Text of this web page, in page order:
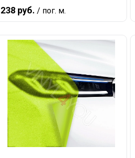
238 руб. / пог. м.
В корзину
Купить в 1 клик
В избранное Мало